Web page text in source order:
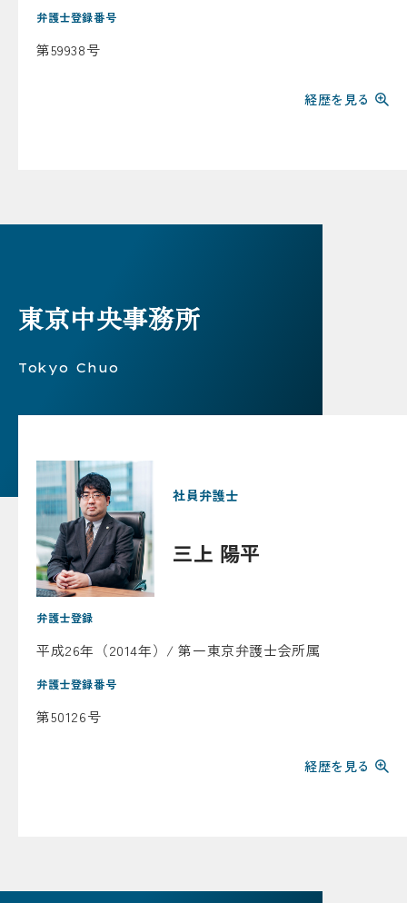
弁護士登録番号
第59938号
経歴を見る
東京中央事務所
Tokyo Chuo
社員弁護士
三上 陽平
弁護士登録
平成26年（2014年）/ 第一東京弁護士会所属
弁護士登録番号
第50126号
経歴を見る